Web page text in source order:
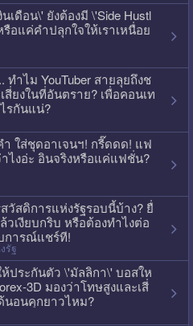
เดือน\' ยังต้องมี \'Side Hustl
อแค่คำปลุกใจให้เราเหนื่อย
ทำไม YouTuber สายลุยถึงช
สี่ยงในที่อันตราย? เพื่อคอนเท
รกันแน่?
ำ ใส่ชุดอาเจนฯ! กรี๊ดดด! แฟ
ไงอ่ะ อินจริงหรือแค่แฟชั่น?
วัสดิการแห่งรัฐรอบนี้บ้าง? ยื่
เงียบกริบ หรือต้องทำไงต่อ
การณ์แชร์ที!
รัฐ
ประกันตัว \'มัลลิกา\' บอสให
3D มองว่าโทษสูงและเสี่
นอนคุกยาวไหม?